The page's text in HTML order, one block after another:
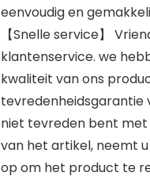
eenvoudig en
【Snelle service】
klantenservice. we
kwaliteit van ons
tevredenheidsgarantie
niet tevreden bent
van het artikel, neemt
op om het product te